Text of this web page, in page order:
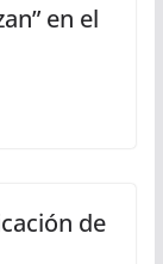
en el
de